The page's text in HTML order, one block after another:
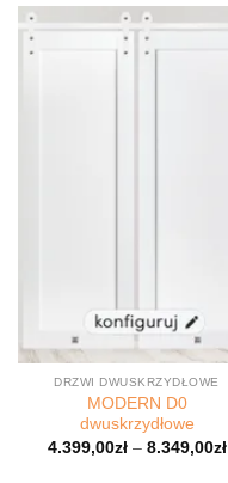
DRZWI DWUSKRZYDŁOWE
MODERN D0
dwuskrzydłowe
4.399,00zł– 8.349,00zł